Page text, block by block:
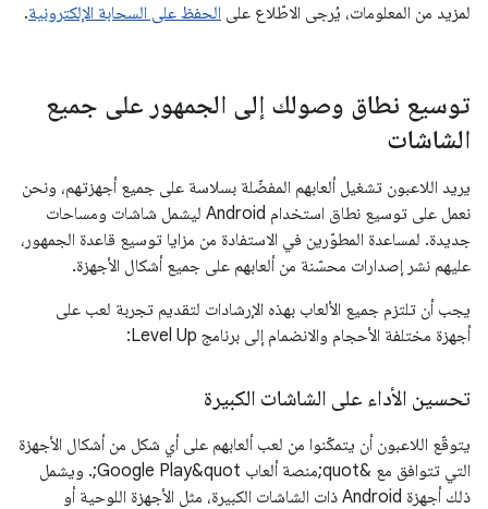
لمزيد من المعلومات، يُرجى الاطّلاع على الحفظ على السحابة الإلكترونية.
توسيع نطاق وصولك إلى الجمهور على جميع
الشاشات
يريد اللاعبون تشغيل ألعابهم المفضّلة بسلاسة على جميع أجهزتهم، ونحن
نعمل على توسيع نطاق استخدام Android ليشمل شاشات ومساحات
جديدة. لمساعدة المطوّرين في الاستفادة من مزايا توسيع قاعدة الجمهور،
عليهم نشر إصدارات محسّنة من ألعابهم على جميع أشكال الأجهزة.
يجب أن تلتزم جميع الألعاب بهذه الإرشادات لتقديم تجربة لعب على
أجهزة مختلفة الأحجام والانضمام إلى برنامج Level Up:
تحسين الأداء على الشاشات الكبيرة
يتوقّع اللاعبون أن يتمكّنوا من لعب ألعابهم على أي شكل من أشكال الأجهزة
التي تتوافق مع &quot;منصة ألعاب Google Play&quot;. ويشمل
ذلك أجهزة Android ذات الشاشات الكبيرة، مثل الأجهزة اللوحية أو